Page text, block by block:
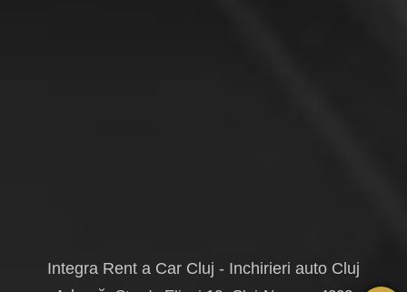
Integra Rent a Car Cluj - Inchirieri auto Cluj